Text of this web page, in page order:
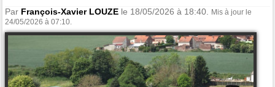
Par François-Xavier LOUZE le 18/05/2026 à 18:40.
Mis à jour le
24/05/2026 à 07:10.